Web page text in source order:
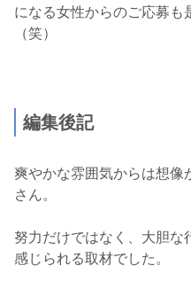
になる女性からのご応募も
（笑）
編集後記
爽やかな雰囲気からは想像
さん。
努力だけではなく、大胆な
感じられる取材でした。